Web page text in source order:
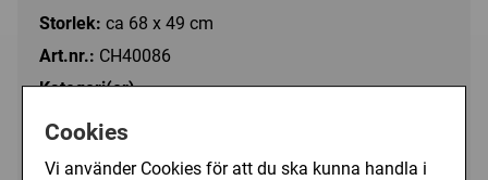
Cookies
Vi använder Cookies för att du ska kunna handla i
Storlek: ca 68 x 49 cm
Art.nr.: CH40086
Kategori(er):
Antal Bitar/1000 - 1499